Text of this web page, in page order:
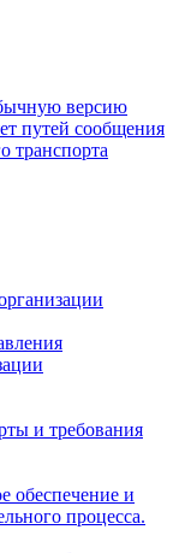
версию
транспорта
и требования
обеспечение и
процесса.